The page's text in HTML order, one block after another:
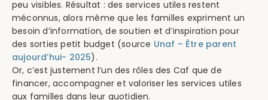
peu visibles. Résultat : des services utiles restent
méconnus, alors même que les familles expriment un
besoin d’information, de soutien et d’inspiration pour
des sorties petit budget (source Unaf – Être parent
aujourd’hui- 2025).
Or, c’est justement l’un des rôles des Caf que de
financer, accompagner et valoriser les services utiles
aux familles dans leur quotidien.